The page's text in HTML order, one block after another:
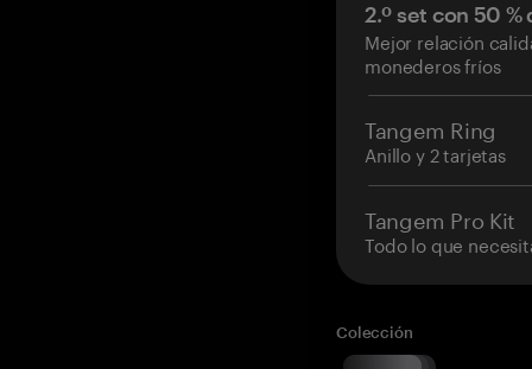
2.º set con 50
Mejor relación
monederos fríos
Tangem Ring
Anillo y 2 tarjetas
Tangem Pro Kit
Todo lo que
Colección